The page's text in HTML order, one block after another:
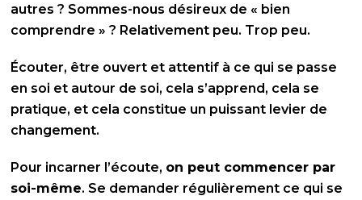
autres ? Sommes-nous désireux de « bien
comprendre » ? Relativement peu. Trop peu.
Écouter, être ouvert et attentif à ce qui se passe
en soi et autour de soi, cela s’apprend, cela se
pratique, et cela constitue un puissant levier de
changement.
Pour incarner l’écoute, on peut commencer par
soi-même. Se demander régulièrement ce qui se